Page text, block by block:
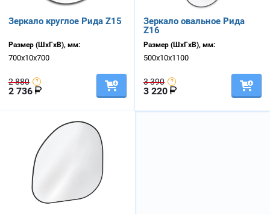
Зеркало круглое Рида Z15
Размер (ШхГхВ), мм:
700х10х700
2 880
2 736
Зеркало овальное Рида
Z16
Размер (ШхГхВ), мм:
500х10х1100
3 390
3 220